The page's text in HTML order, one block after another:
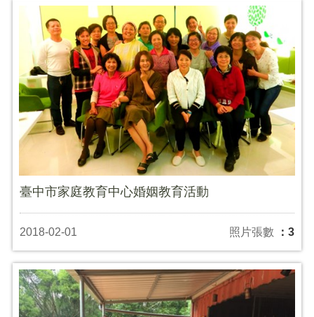
臺中市家庭教育中心婚姻教育活動
2018-02-01 照片張數 ：3